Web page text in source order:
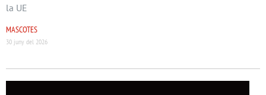
la UE
MASCOTES
30 juny del 2026